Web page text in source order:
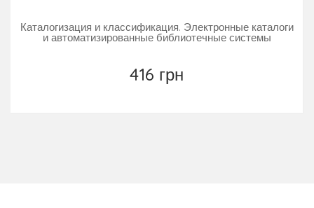
Каталогизация и классификация. Электронные каталоги
и автоматизированные библиотечные системы
416 грн